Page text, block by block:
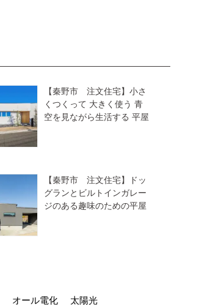
【秦野市 注文住宅】小さ
くつくって 大きく使う 青
空を見ながら生活する 平屋
【秦野市 注文住宅】ドッ
グランとビルトインガレー
ジのある趣味のための平屋
オール電化 太陽光